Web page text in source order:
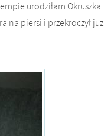
urodziłam Okruszka.
na piersi i przekroczył juz